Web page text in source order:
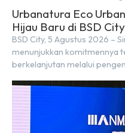
Urbanatura Eco
Hijau Baru di BSD City
BSD City, 5 Agustus 2026 –
menunjukkan komitmennya
berkelanjutan melalui
jalur sungai sepanjang 1,5
Pathway. Transformasi ini
perusahaan untuk […]